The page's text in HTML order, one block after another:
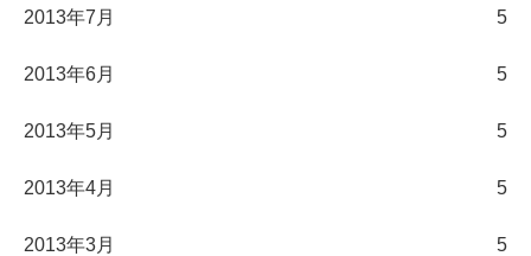
2013年7月 5
2013年6月 5
2013年5月 5
2013年4月 5
2013年3月 5